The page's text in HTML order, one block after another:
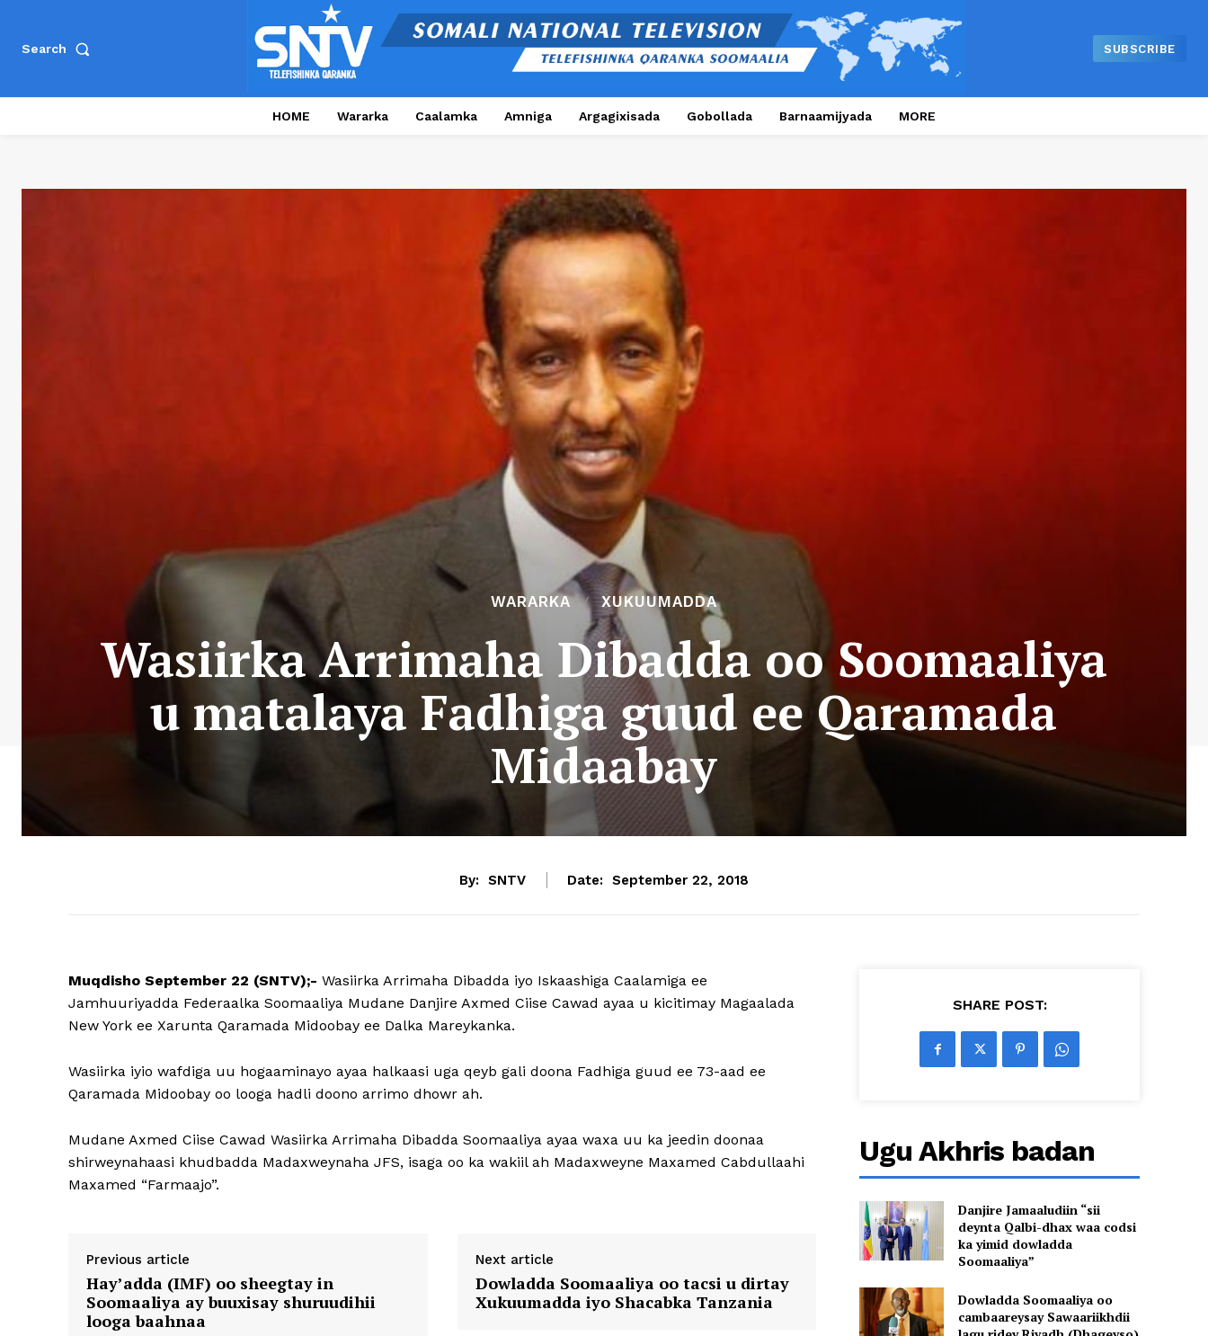
Search SUBSCRIBE
HOME Wararka Caalamka Amniga Argagixisada Gobollada Barnaamijyada MORE
WARARKA XUKUUMADDA
Wasiirka Arrimaha Dibadda oo Soomaaliya
u matalaya Fadhiga guud ee Qaramada
Midaabay
By: SNTV Date: September 22, 2018
Muqdisho September 22 (SNTV);- Wasiirka Arrimaha Dibadda iyo Iskaashiga Caalamiga ee
Jamhuuriyadda Federaalka Soomaaliya Mudane Danjire Axmed Ciise Cawad ayaa u kicitimay Magaalada
New York ee Xarunta Qaramada Midoobay ee Dalka Mareykanka.
Wasiirka iyio wafdiga uu hogaaminayo ayaa halkaasi uga qeyb gali doona Fadhiga guud ee 73-aad ee
Qaramada Midoobay oo looga hadli doono arrimo dhowr ah.
Mudane Axmed Ciise Cawad Wasiirka Arrimaha Dibadda Soomaaliya ayaa waxa uu ka jeedin doonaa
shirweynahaasi khudbadda Madaxweynaha JFS, isaga oo ka wakiil ah Madaxweyne Maxamed Cabdullaahi
Maxamed “Farmaajo”.
Previous article
Hay’adda (IMF) oo sheegtay in
Soomaaliya ay buuxisay shuruudihii
looga baahnaa
Next article
Dowladda Soomaaliya oo tacsi u dirtay
Xukuumadda iyo Shacabka Tanzania
SHARE POST:
Ugu Akhris badan
Danjire Jamaaludiin “sii
deynta Qalbi-dhax waa codsi
ka yimid dowladda
Soomaaliya”
Dowladda Soomaaliya oo
cambaareysay Sawaariikhdii